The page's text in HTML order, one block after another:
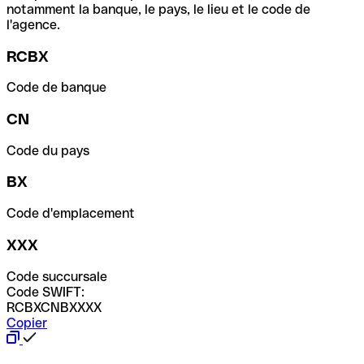
notamment la banque, le pays, le lieu et le code de
l'agence.
RCBX
Code de banque
CN
Code du pays
BX
Code d'emplacement
XXX
Code succursale
Code SWIFT:
RCBXCNBXXXX
Copier